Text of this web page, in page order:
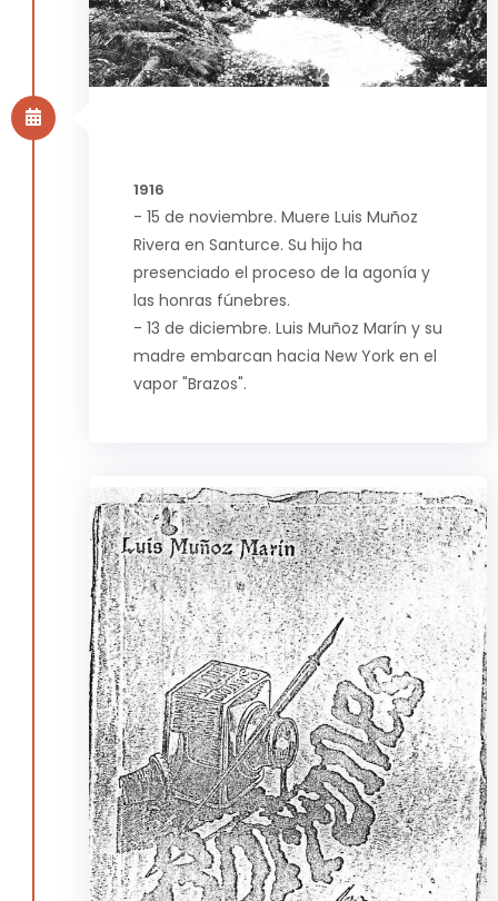
1916
- 15 de noviembre. Muere Luis Muñoz
Rivera en Santurce. Su hijo ha
presenciado el proceso de la agonía y
las honras fúnebres.
- 13 de diciembre. Luis Muñoz Marín y su
madre embarcan hacia New York en el
vapor "Brazos".